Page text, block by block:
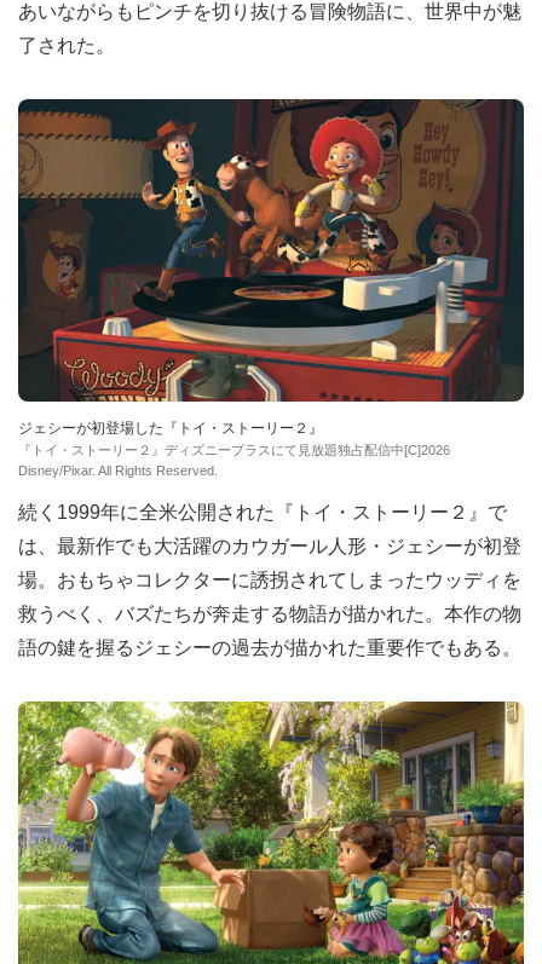
あいながらもピンチを切り抜ける冒険物語に、世界中が魅
了された。
ジェシーが初登場した『トイ・ストーリー２』
『トイ・ストーリー２』ディズニープラスにて見放題独占配信中[C]2026
Disney/Pixar. All Rights Reserved.
続く1999年に全米公開された『トイ・ストーリー２』で
は、最新作でも大活躍のカウガール人形・ジェシーが初登
場。おもちゃコレクターに誘拐されてしまったウッディを
救うべく、バズたちが奔走する物語が描かれた。本作の物
語の鍵を握るジェシーの過去が描かれた重要作でもある。